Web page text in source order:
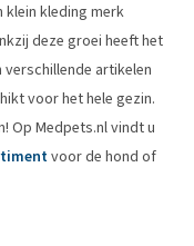
klein kleding merk
deze groei heeft het
artikelen
voor het hele gezin.
Op Medpets.nl vindt u
voor de hond of